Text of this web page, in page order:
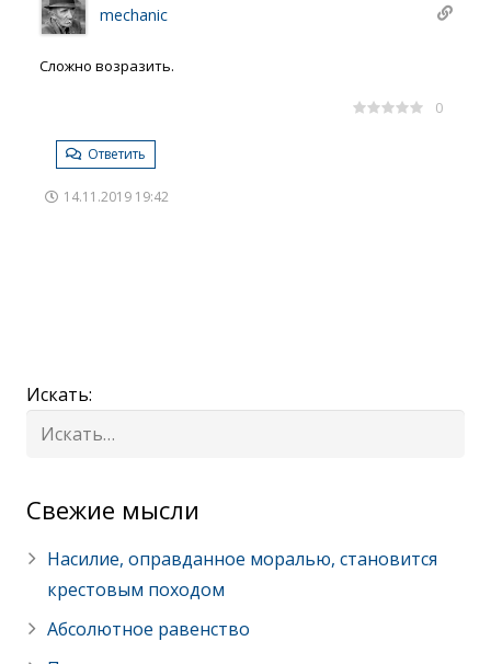
mechanic
Сложно возразить.
0
Ответить
14.11.2019 19:42
Искать:
Cвежие мысли
Насилие, оправданное моралью, становится
крестовым походом
Абсолютное равенство